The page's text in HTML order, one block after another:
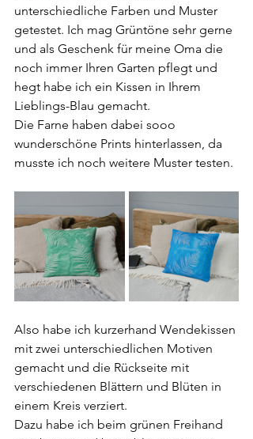
unterschiedliche Farben und Muster
getestet. Ich mag Grüntöne sehr gerne
und als Geschenk für meine Oma die
noch immer Ihren Garten pflegt und
hegt habe ich ein Kissen in Ihrem
Lieblings-Blau gemacht.
Die Farne haben dabei sooo
wunderschöne Prints hinterlassen, da
musste ich noch weitere Muster testen.
Also habe ich kurzerhand Wendekissen
mit zwei unterschiedlichen Motiven
gemacht und die Rückseite mit
verschiedenen Blättern und Blüten in
einem Kreis verziert.
Dazu habe ich beim grünen Freihand